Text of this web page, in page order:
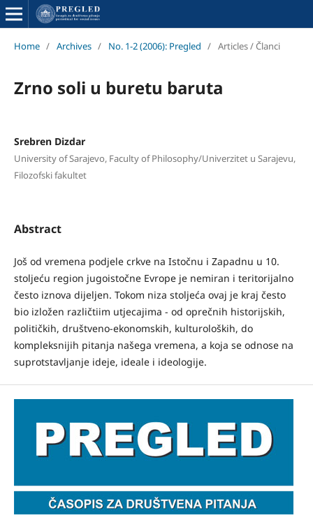
Home / Archives / No. 1-2 (2006): Pregled / Articles / Članci
Zrno soli u buretu baruta
Srebren Dizdar
University of Sarajevo, Faculty of Philosophy/Univerzitet u Sarajevu,
Filozofski fakultet
Abstract
Još od vremena podjele crkve na Istočnu i Zapadnu u 10.
stoljeću region jugoistočne Evrope je nemiran i teritorijalno
često iznova dijeljen. Tokom niza stoljeća ovaj je kraj često
bio izložen različtiim utjecajima - od oprečnih historijskih,
političkih, društveno-ekonomskih, kulturoloških, do
kompleksnijih pitanja našega vremena, a koja se odnose na
suprotstavljanje ideje, ideale i ideologije.